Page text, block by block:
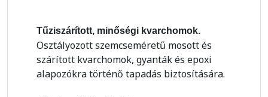
Tűziszárított, minőségi kvarchomok.
Osztályozott szemcseméretű mosott és
szárított kvarchomok, gyanták és epoxi
alapozókra történő tapadás biztosítására.